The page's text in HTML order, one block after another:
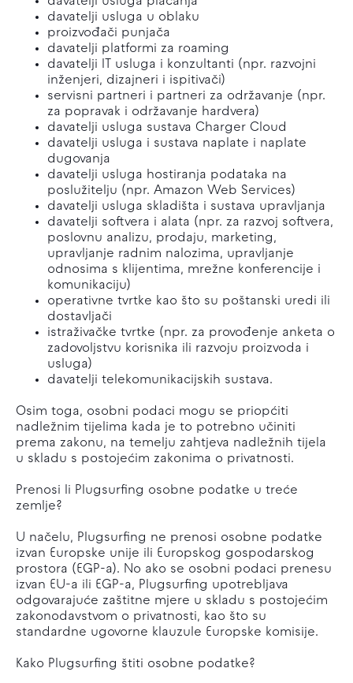
davatelji usluga u oblaku
proizvođači punjača
davatelji platformi za roaming
davatelji IT usluga i konzultanti (npr. razvojni
inženjeri, dizajneri i ispitivači)
servisni partneri i partneri za održavanje (npr.
za popravak i održavanje hardvera)
davatelji usluga sustava Charger Cloud
davatelji usluga i sustava naplate i naplate
dugovanja
davatelji usluga hostiranja podataka na
poslužitelju (npr. Amazon Web Services)
davatelji usluga skladišta i sustava upravljanja
davatelji softvera i alata (npr. za razvoj softvera,
poslovnu analizu, prodaju, marketing,
upravljanje radnim nalozima, upravljanje
odnosima s klijentima, mrežne konferencije i
komunikaciju)
operativne tvrtke kao što su poštanski uredi ili
dostavljači
istraživačke tvrtke (npr. za provođenje anketa o
zadovoljstvu korisnika ili razvoju proizvoda i
usluga)
davatelji telekomunikacijskih sustava.
Osim toga, osobni podaci mogu se priopćiti
nadležnim tijelima kada je to potrebno učiniti
prema zakonu, na temelju zahtjeva nadležnih tijela
u skladu s postojećim zakonima o privatnosti.
Prenosi li Plugsurfing osobne podatke u treće
zemlje?
U načelu, Plugsurfing ne prenosi osobne podatke
izvan Europske unije ili Europskog gospodarskog
prostora (EGP-a). No ako se osobni podaci prenesu
izvan EU-a ili EGP-a, Plugsurfing upotrebljava
odgovarajuće zaštitne mjere u skladu s postojećim
zakonodavstvom o privatnosti, kao što su
standardne ugovorne klauzule Europske komisije.
Kako Plugsurfing štiti osobne podatke?